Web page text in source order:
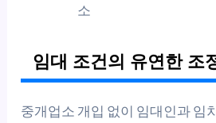
소
임대 조건의 유연한 조
중개업소 개입 없이 임대인과 임